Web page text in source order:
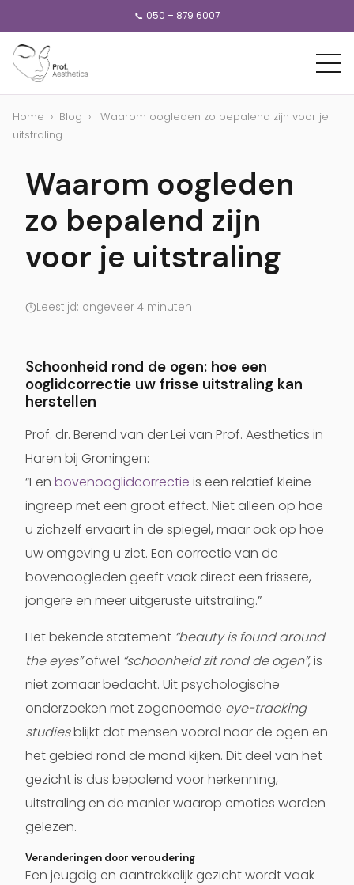
📞 050 – 879 6007
Home › Blog ›
Waarom oogleden zo bepalend zijn voor je
uitstraling
Waarom oogleden
zo bepalend zijn
voor je uitstraling
Leestijd: ongeveer 4 minuten
Schoonheid rond de ogen: hoe een
ooglidcorrectie uw frisse uitstraling kan
herstellen
Prof. dr. Berend van der Lei van Prof. Aesthetics in
Haren bij Groningen:
“Een bovenooglidcorrectie is een relatief kleine
ingreep met een groot effect. Niet alleen op hoe
u zichzelf ervaart in de spiegel, maar ook op hoe
uw omgeving u ziet. Een correctie van de
bovenoogleden geeft vaak direct een frissere,
jongere en meer uitgeruste uitstraling.”
Het bekende statement “beauty is found around
the eyes”ofwel “schoonheid zit rond de ogen”, is
niet zomaar bedacht. Uit psychologische
onderzoeken met zogenoemde eye-tracking
studiesblijkt dat mensen vooral naar de ogen en
het gebied rond de mond kijken. Dit deel van het
gezicht is dus bepalend voor herkenning,
uitstraling en de manier waarop emoties worden
gelezen.
Veranderingen door veroudering
Een jeugdig en aantrekkelijk gezicht wordt vaak